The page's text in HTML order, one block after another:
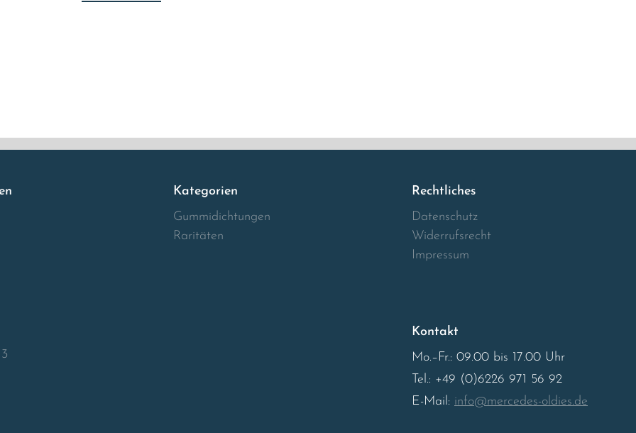
Kategorien
Gummidichtungen
Raritäten
Rechtliches
Datenschutz
Widerrufsrecht
Impressum
Kontakt
Mo.–Fr.: 09.00 bis 17.00 Uhr
Tel.: +49 (0)6226 971 56 92
E-Mail: info@mercedes-oldies.de